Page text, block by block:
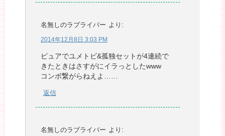
名無しのラブライバー より:
2014年12月8日 3:03 PM
ピュアでユメトビ&孤独セットが4連続で
きたときはさすがにイラっとしたwww
コンボ繋がらねえよ……
返信
名無しのラブライバー より: